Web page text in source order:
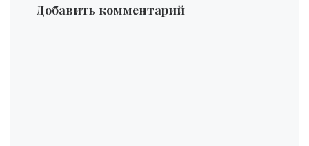
Добавить комментарий